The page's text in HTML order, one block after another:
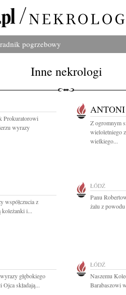
pogrzebowy
Inne nekrologi
Prokuratorowi
wyrazy
Z ogromnym
wieloletniego
wielkiego...
współczucia z
koleżanki i...
ŁÓDŹ
Panu
żalu z
głębokiego
składają...
ŁÓDŹ
Naszemu
Barabaszowi